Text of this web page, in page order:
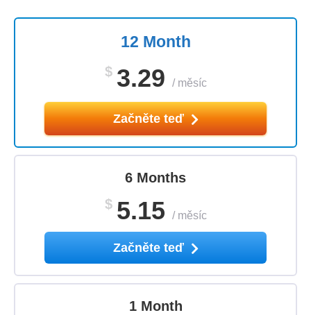
12 Month
$ 3.29 / měsíc
Začněte teď
6 Months
$ 5.15 / měsíc
Začněte teď
1 Month